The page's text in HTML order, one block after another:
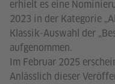
erhielt es eine
2023 in der Kategorie
Klassik-Auswahl der
aufgenommen.
Im Februar 2025
Anlässlich dieser